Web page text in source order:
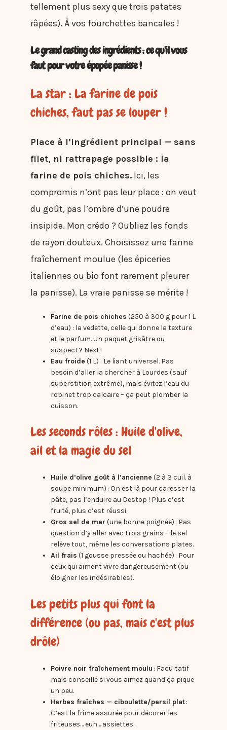
tellement plus sexy que trois patates
râpées). À vos fourchettes bancales !
Le grand casting des ingrédients : ce qu'il vous
faut pour votre épopée panisse !
La star : La farine de pois
chiches, faut pas se louper !
Place à l’ingrédient principal — sans
filet, ni rattrapage possible : la
farine de pois chiches. Ici, les
compromis n’ont pas leur place : on veut
du goût, pas l’ombre d’une poudre
insipide. Mon crédo ? Oubliez les fonds
de rayon douteux. Choisissez une farine
fraîchement moulue (les épiceries
italiennes ou bio font rarement pleurer
la panisse). La vraie panisse se mérite !
Farine de pois chiches (250 à 300 g pour 1 L
d’eau) : la vedette, celle qui donne la texture
et le parfum. Un paquet grisâtre ou
suspect ? Next !
Eau froide (1 L) : Le liant universel. Pas
besoin d’aller la chercher à Lourdes (sauf
superstition extrême), mais évitez l’eau du
robinet trop calcaire – ça peut plomber la
cuisson.
Les seconds rôles : Huile d'olive,
ail et la magie du sel
Huile d’olive goût à l’ancienne (2 à 3 cuil. à
soupe minimum) : On est là pour caresser la
pâte, pas l’enduire au Destop ! Plus c’est
fruité, plus c’est réussi.
Gros sel de mer (une bonne poignée) : Pas
question d’y aller avec trois grains – le sel
relève tout, même les conversations plates.
Ail frais (1 gousse pressée ou hachée) : Pour
ceux qui aiment vivre dangereusement (ou
éloigner les indésirables).
Les petits plus qui font la
différence (ou pas, mais c'est plus
drôle)
Poivre noir fraîchement moulu : Facultatif
mais conseillé si vous aimez quand ça pique
un peu.
Herbes fraîches — ciboulette/persil plat:
C’est la frime assurée pour décorer les
friteuses… euh… assiettes.